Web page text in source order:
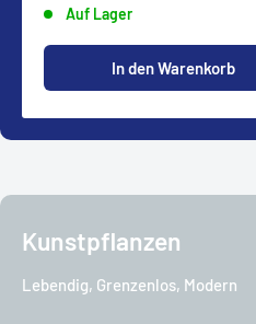
Auf Lager
In den Warenkorb
Kunstpflanzen
Lebendig, Grenzenlos, Modern